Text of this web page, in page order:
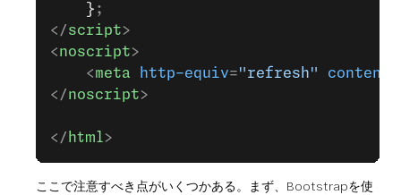
    }
;
</script>
<noscript>
    <
meta http-equiv="refresh" content
</noscript>
</ html>
ここで注意すべき点がいくつかある。まず、Bootstrapを使